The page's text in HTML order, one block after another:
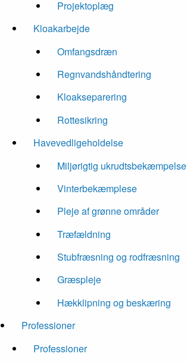
Projektoplæg
Kloakarbejde
Omfangsdræn
Regnvandshåndtering
Kloakseparering
Rottesikring
Havevedligeholdelse
Miljørigtig ukrudtsbekæmpelse
Vinterbekæmplese
Pleje af grønne områder
Træfældning
Stubfræsning og rodfræsning
Græspleje
Hækklipning og beskæring
Professioner
Professioner